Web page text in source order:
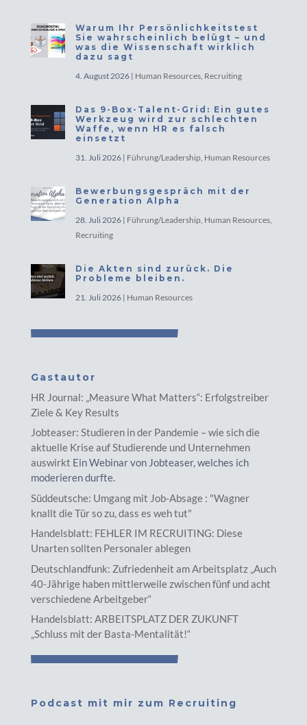
Warum Ihr Persönlichkeitstest
Sie wahrscheinlich belügt – und
was die Wissenschaft wirklich
dazu sagt
4. August 2026| Human Resources, Recruiting
Das 9-Box-Talent-Grid: Ein gutes
Werkzeug wird zur schlechten
Waffe, wenn HR es falsch
einsetzt
31. Juli 2026| Führung/Leadership Human Resources
Bewerbungsgespräch mit der
Generation Alpha
28. Juli 2026| Führung/Leadership Human Resources,
Recruiting
Die Akten sind zurück. Die
Probleme bleiben.
21. Juli 2026| Human Resources
Gastautor
HR Journal: „Measure What Matters“: Erfolgstreiber
Ziele & Key Results
Jobteaser: Studieren in der Pandemie – wie sich die
aktuelle Krise auf Studierende und Unternehmen
auswirkt Ein Webinar von Jobteaser, welches ich
moderieren durfte.
Süddeutsche: Umgang mit Job-Absage : "Wagner
knallt die Tür so zu, dass es weh tut"
Handelsblatt: FEHLER IM RECRUITING: Diese
Unarten sollten Personaler ablegen
Deutschlandfunk: Zufriedenheit am Arbeitsplatz „Auch
40-Jährige haben mittlerweile zwischen fünf und acht
verschiedene Arbeitgeber“
Handelsblatt: ARBEITSPLATZ DER ZUKUNFT
„Schluss mit der Basta-Mentalität!“
Podcast mit mir zum Recruiting